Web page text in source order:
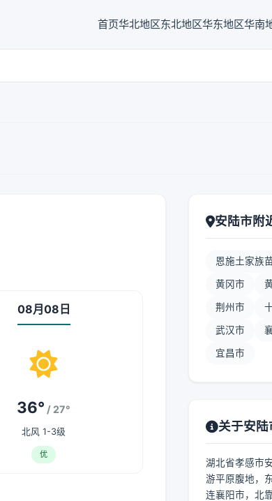
首页华北地区东北地区华东地区华南
08月08日
36° / 27°
北风 1-3级
优
安陆市附
恩施土家族
黄冈市
荆州市
武汉市
宜昌市
关于安陆
湖北省孝感市
游平原腹地，
连襄阳市，北